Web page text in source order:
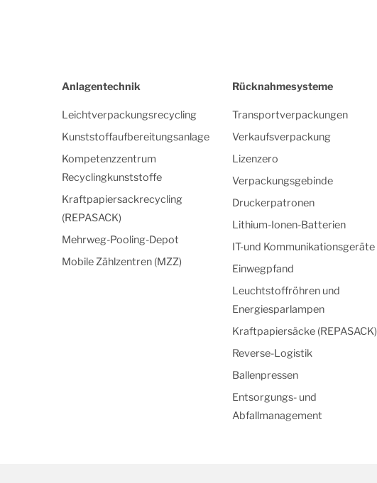
Anlagentechnik
Leichtverpackungsrecycling
Kunststoffaufbereitungsanlage
Kompetenzzentrum
Recyclingkunststoffe
Kraftpapiersackrecycling
(REPASACK)
Mehrweg-Pooling-Depot
Mobile Zählzentren (MZZ)
Rücknahmesysteme
Transportverpackungen
Verkaufsverpackung
Lizenzero
Verpackungsgebinde
Druckerpatronen
Lithium-Ionen-Batterien
IT-und Kommunikationsgeräte
Einwegpfand
Leuchtstoffröhren und
Energiesparlampen
Kraftpapiersäcke (REPASACK)
Reverse-Logistik
Ballenpressen
Entsorgungs- und
Abfallmanagement